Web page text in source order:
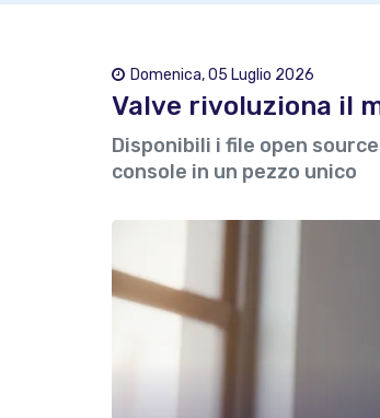
Domenica, 05 Luglio 2026
Valve rivoluziona il
Disponibili i file open
console in un pezzo unico